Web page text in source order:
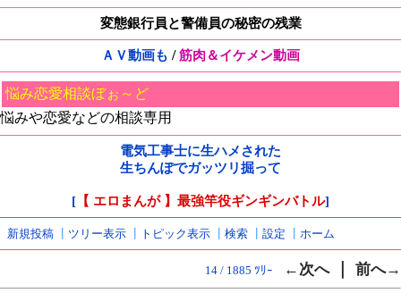
変態銀行員と警備員の秘密の残業
ＡＶ動画も /筋肉＆イケメン動画
悩み恋愛相談ぼぉ～ど
悩みや恋愛などの相談専用
電気工事士に生ハメされた
生ちんぽでガッツリ掘って
[ 【 エロまんが 】最強竿役ギンギンバトル]
新規投稿 ツリー表示 トピック表示 検索 設定 ホーム
14 / 1885 ﾂﾘｰ ←次へ｜ 前へ→